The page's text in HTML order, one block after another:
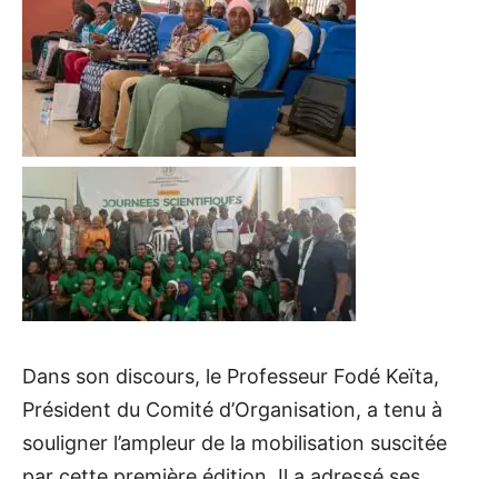
Dans son discours, le Professeur Fodé Keïta,
Président du Comité d’Organisation, a tenu à
souligner l’ampleur de la mobilisation suscitée